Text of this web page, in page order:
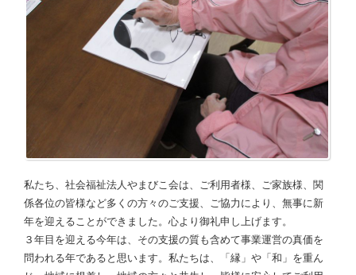
私たち、社会福祉法人やまびこ会は、ご利用者様、ご家族様、関
係各位の皆様など多くの方々のご支援、ご協力により、無事に新
年を迎えることができました。心より御礼申し上げます。
３年目を迎える今年は、その支援の質も含めて事業運営の真価を
問われる年であると思います。私たちは、「縁」や「和」を重ん